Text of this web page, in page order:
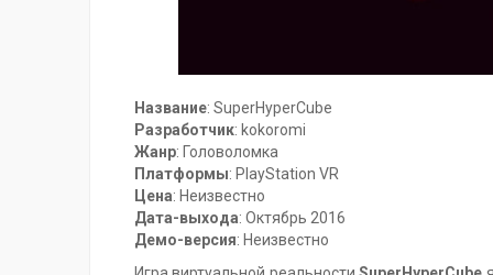
Название: SuperHyperCube
Разработчик: kokoromi
Жанр: Головоломка
Платформы: PlayStation VR
Цена: Неизвестно
Дата-выхода: Октябрь 2016
Демо-версия: Неизвестно